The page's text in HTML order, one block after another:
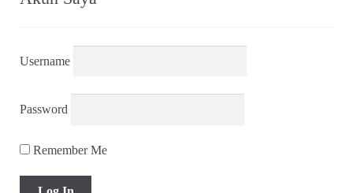
Username
Password
Remember Me